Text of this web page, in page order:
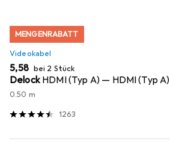
MENGENRABATT
Videokabel
EUR
5,58 bei 2 Stück
Delock HDMI (Typ A) — HDMI (Typ A)
0.50 m
1263